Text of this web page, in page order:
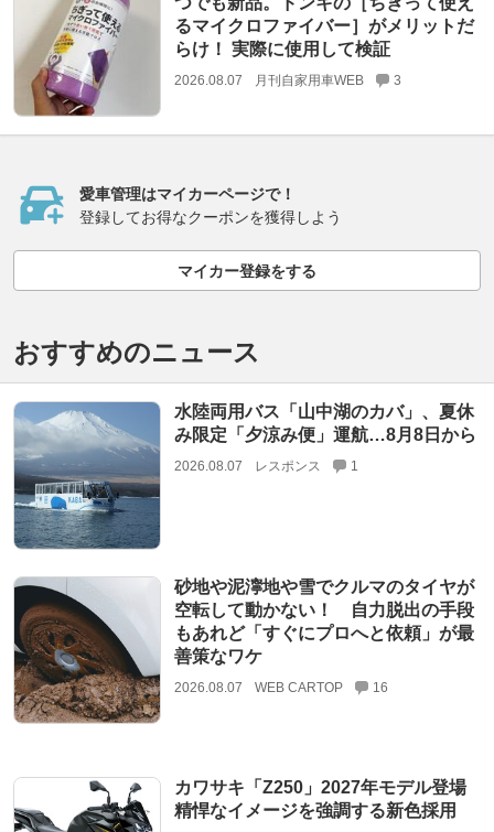
るマイクロファイバー］がメリットだ
らけ！ 実際に使用して検証
2026.08.07 月刊自家用車WEB 3
愛車管理はマイカーページで！
登録してお得なクーポンを獲得しよう
マイカー登録をする
おすすめのニュース
水陸両用バス「山中湖のカバ」、夏休
み限定「夕涼み便」運航…8月8日から
2026.08.07 レスポンス 1
砂地や泥濘地や雪でクルマのタイヤが
空転して動かない！ 自力脱出の手段
もあれど「すぐにプロへと依頼」が最
善策なワケ
2026.08.07 WEB CARTOP 16
カワサキ「Z250」2027年モデル登場
精悍なイメージを強調する新色採用